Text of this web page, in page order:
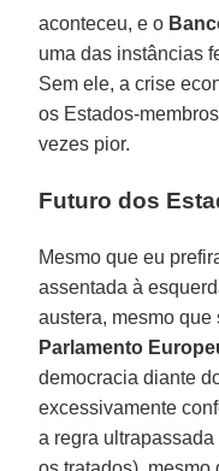
aconteceu, e o
uma das instâncias
Sem ele, a crise
os Estados-
vezes pior.
Futuro dos
Mesmo que eu
assentada à
austera, mesmo
Parlamento
democracia diante
excessivamente
a regra